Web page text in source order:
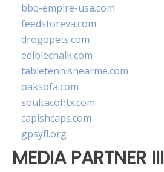
bbq-empire-usa.com
feedstoreva.com
drogopets.com
ediblechalk.com
tabletennisnearme.com
oaksofa.com
soultacohtx.com
capishcaps.com
gpsyfl.org
MEDIA PARTNER III